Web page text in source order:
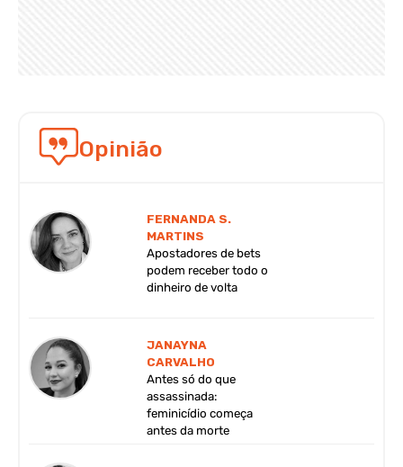
Opinião
FERNANDA S.
MARTINS
Apostadores de bets
podem receber todo o
dinheiro de volta
JANAYNA
CARVALHO
Antes só do que
assassinada:
feminicídio começa
antes da morte